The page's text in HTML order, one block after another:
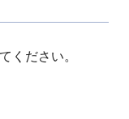
ください。